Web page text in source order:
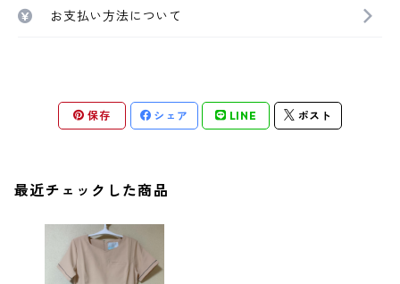
お支払い方法について
保存 シェア LINE ポスト
最近チェックした商品